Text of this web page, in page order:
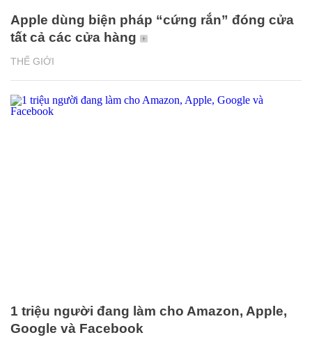
THẾ GIỚI
Apple dùng biện pháp “cứng rắn” đóng cửa
tất cả các cửa hàng
1 triệu người đang làm cho Amazon, Apple,
Google và Facebook